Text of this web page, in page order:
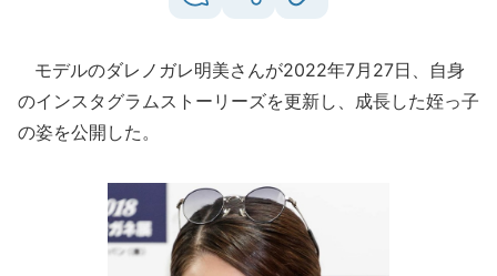
モデルのダレノガレ明美さんが2022年7月27日、自身
のインスタグラムストーリーズを更新し、成長した姪っ子
の姿を公開した。